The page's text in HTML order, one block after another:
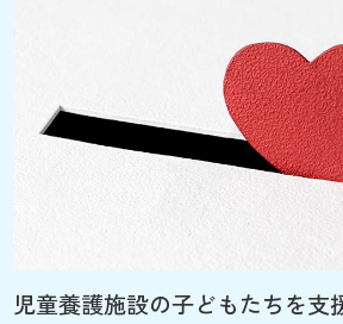
児童養護施設の子どもたちを支